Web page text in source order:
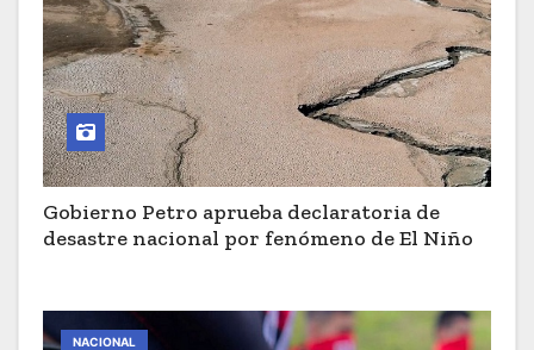
Gobierno Petro aprueba declaratoria de
desastre nacional por fenómeno de El Niño
NACIONAL